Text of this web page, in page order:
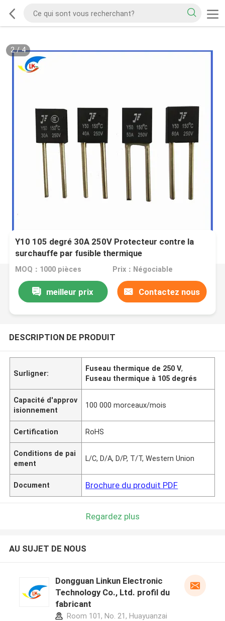
2/4
Y10 105 degré 30A 250V Protecteur contre la
surchauffe par fusible thermique
MOQ：1000 pièces Prix：Négociable
meilleur prix Contactez nous
DESCRIPTION DE PRODUIT
Surligner:
Fuseau thermique de 250 V,
Fuseau thermique à 105 degrés
Capacité d'approv
isionnement
100 000 morceaux/mois
Certification RoHS
Conditions de pai
ement
L/C, D/A, D/P, T/T, Western Union
Document Brochure du produit PDF
Regardez plus
AU SUJET DE NOUS
Dongguan Linkun Electronic
Technology Co., Ltd. profil du
fabricant
Room 101, No. 21, Huayuanzai